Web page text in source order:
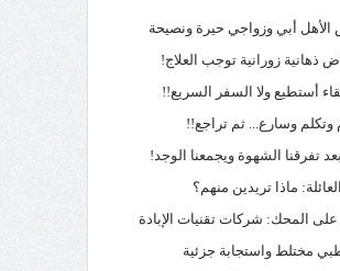
أبي وزواجي حيرة ونصيحة
ذهانية زورانية توجب العلاج!
أستطيع ولا السفر السريع!!
وتكلم وسارع... ثم تراجع!!
تفرقنا الشهوة ويجمعنا الوجد!
ماذا تريدين منهم؟
على المحك: شركات تقنيات الإبادة
مختلط واستجابة جزئية